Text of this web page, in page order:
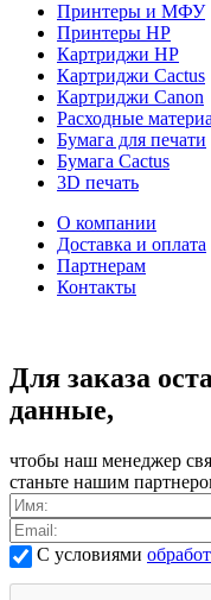
Принтеры и МФУ
Принтеры HP
Картриджи HP
Картриджи Cactus
Картриджи Canon
Расходные
Бумага для печати
Бумага Cactus
3D печать
О компании
Доставка и оплата
Партнерам
Контакты
Для заказа
данные,
чтобы наш менеджер
станьте нашим
С условиями